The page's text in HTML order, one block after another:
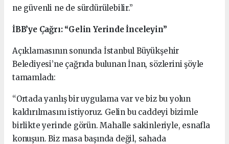
ne güvenli ne de sürdürülebilir.”
İBB’ye Çağrı: “Gelin Yerinde İnceleyin”
Açıklamasının sonunda İstanbul Büyükşehir
Belediyesi’ne çağrıda bulunan İnan, sözlerini şöyle
tamamladı:
“Ortada yanlış bir uygulama var ve biz bu yolun
kaldırılmasını istiyoruz. Gelin bu caddeyi bizimle
birlikte yerinde görün. Mahalle sakinleriyle, esnafla
konuşun. Biz masa başında değil, sahada